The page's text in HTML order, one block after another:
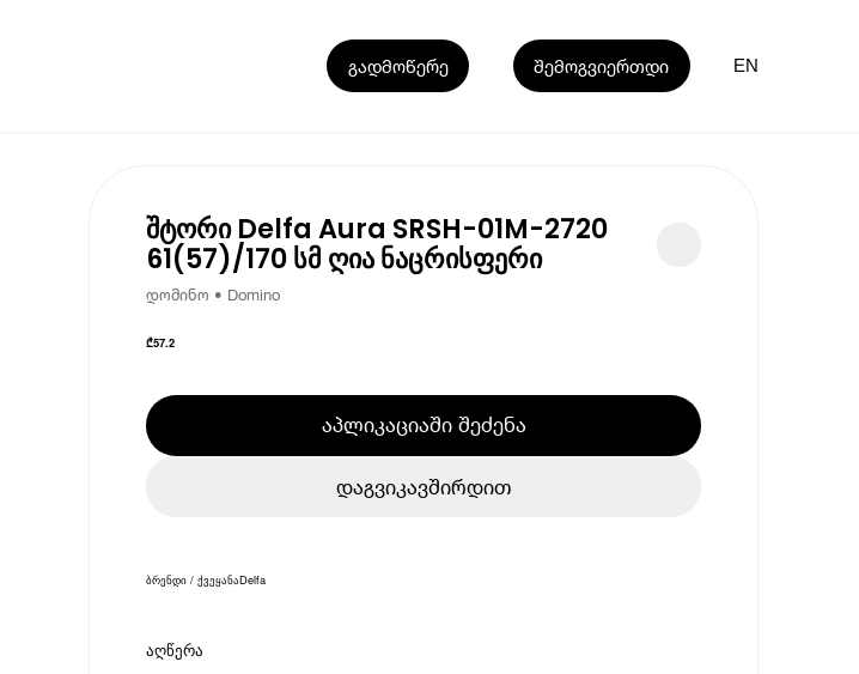
გადმოწერე შემოგვიერთდი EN
შტორი Delfa Aura SRSH-01M-2720
61(57)/170 სმ ღია ნაცრისფერი
დომინო • Domino
₾57.2
აპლიკაციაში შეძენა
დაგვიკავშირდით
ბრენდი / ქვეყანაDelfa
აღწერა